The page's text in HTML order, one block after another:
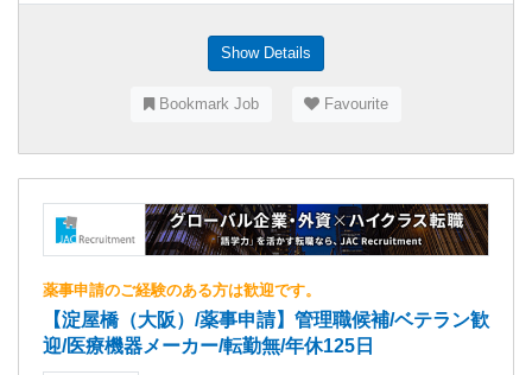
Show Details
Bookmark Job Favourite
薬事申請のご経験のある方は歓迎です。
【淀屋橋（大阪）/薬事申請】管理職候補/ベテラン歓
迎/医療機器メーカー/転勤無/年休125日